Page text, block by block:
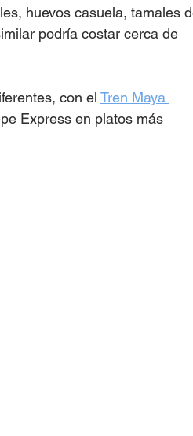
huevos casuela, tamales
podría costar cerca de
con el Tren Maya
Express en platos más